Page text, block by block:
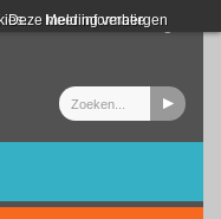
Meer informatie
Deze melding verbergen
Login